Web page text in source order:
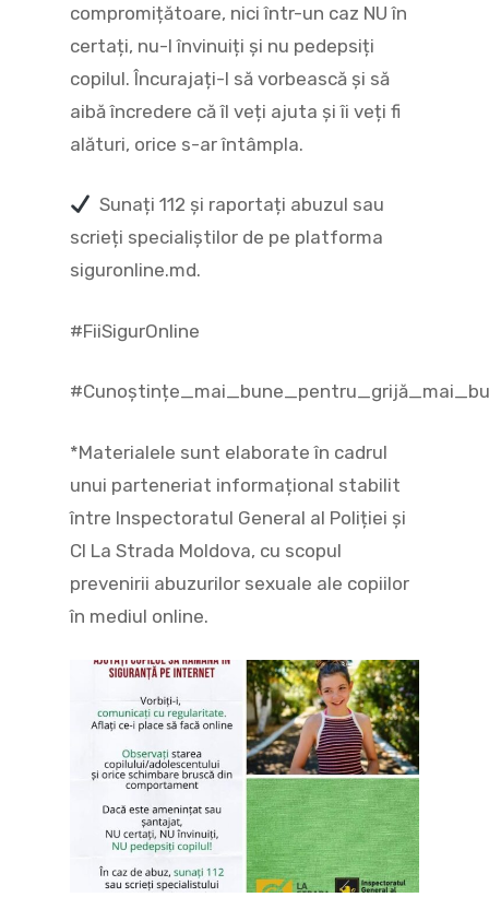
compromițătoare, nici într-un caz NU în
certați, nu-l învinuiți și nu pedepsiți
copilul. Încurajați-l să vorbească și să
aibă încredere că îl veți ajuta și îi veți fi
alături, orice s-ar întâmpla.
Sunați 112 și raportați abuzul sau
scrieți specialiștilor de pe platforma
siguronline.md.
#FiiSigurOnline
*Materialele sunt elaborate în cadrul
unui parteneriat informațional stabilit
între Inspectoratul General al Poliției și
CI La Strada Moldova, cu scopul
prevenirii abuzurilor sexuale ale copiilor
în mediul online.